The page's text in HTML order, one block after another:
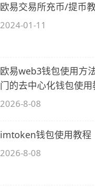
欧易交易所充币/提币
2024-01-11
欧易web3钱包使用方
门的去中心化钱包使用
2026-8-08
imtoken钱包使用教程
2026-8-08